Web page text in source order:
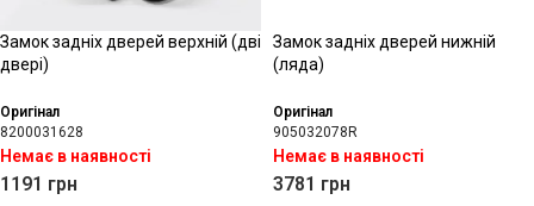
Замок задніх дверей верхній (дві
двері)
Оригінал
8200031628
Немає в наявності
1191 грн
Замок задніх дверей нижній
(ляда)
Оригінал
905032078R
Немає в наявності
3781 грн